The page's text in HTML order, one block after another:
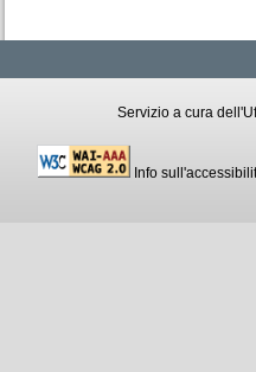
Servizio a cura
Info